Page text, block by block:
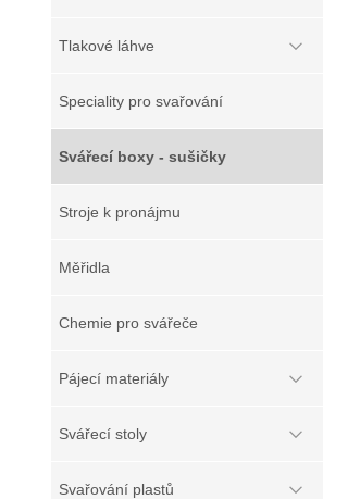
Tlakové láhve
Speciality pro svařování
Svářecí boxy - sušičky
Stroje k pronájmu
Měřidla
Chemie pro svářeče
Pájecí materiály
Svářecí stoly
Svařování plastů